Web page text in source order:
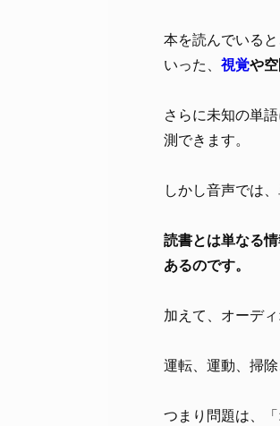
本を読んでいる
いった、 視覚や
さらに未知の単
測できます。
しかし音声では
読書とは単なる
あるのです。
加えて、オーデ
運転、運動、掃
つまり問題は、